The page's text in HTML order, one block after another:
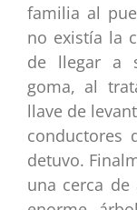
familia al
no existía la
de llegar a
goma, al
llave de
conductores
detuvo.
una cerca